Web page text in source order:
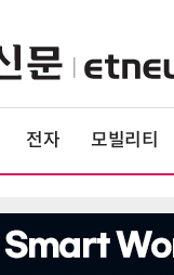
전자 모빌리티